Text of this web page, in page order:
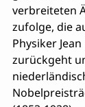
verbreiteten
zufolge, die
Physiker
zurückgeht